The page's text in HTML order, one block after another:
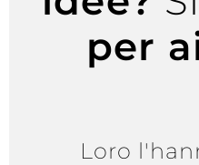
per
Loro